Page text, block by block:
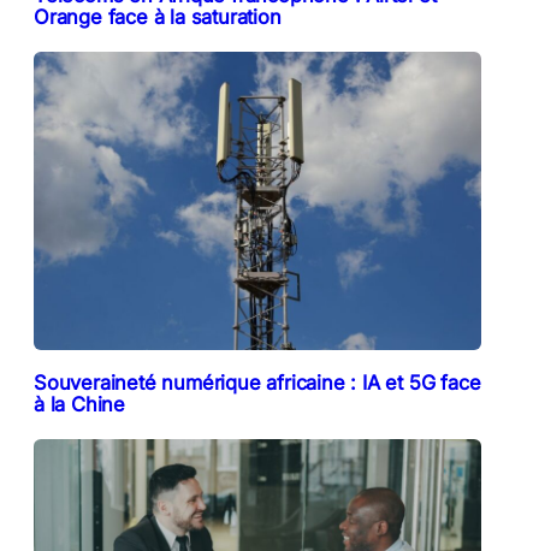
Orange face à la saturation
Souveraineté numérique africaine : IA et 5G face
à la Chine